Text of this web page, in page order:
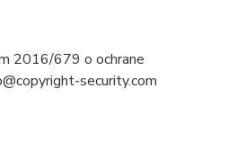
2016/679 o ochrane
security.com